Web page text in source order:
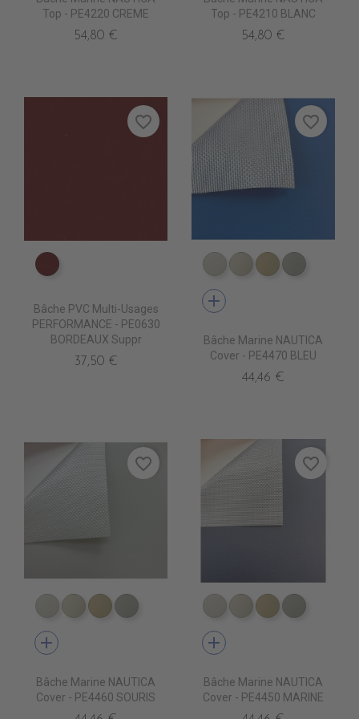
Top - PE4220 CREME
54,80 €
Top - PE4210 BLANC
54,80 €
PE0630 BORDEAUX suppr
Bâche PVC Multi-Usages
PERFORMANCE - PE0630
BORDEAUX Suppr
37,50 €
favorite_border
PE4410 BLANC
PE4420 CREME
PE4430 BEIGE
PE4460
add
Bâche Marine NAUTICA
Cover - PE4470 BLEU
44,46 €
favorite_border
PE4410 BLANC
PE4420 CREME
PE4430 BEIGE
PE4460 SOURIS
add
Bâche Marine NAUTICA
Cover - PE4460 SOURIS
favorite_border
PE4410 BLANC
PE4420 CREME
PE4430 BEIGE
PE4460
add
Bâche Marine NAUTICA
Cover - PE4450 MARINE
favorite_border